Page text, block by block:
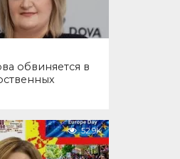
обвиняется в
52.9K